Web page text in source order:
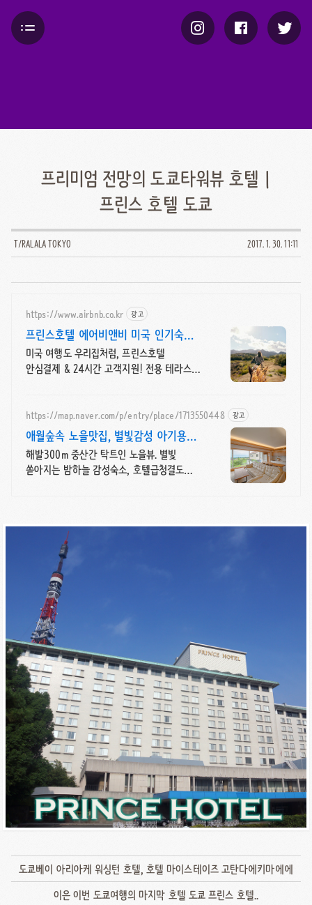
프리미엄 전망의 도쿄타워뷰 호텔 |
프린스 호텔 도쿄
T/RALALA TOKYO 2017. 1. 30. 11:11
https://www.airbnb.co.kr 광고
프린스호텔 에어비앤비 미국 인기숙소
둘러보기
미국 여행도 우리집처럼, 프린스호텔
안심결제 & 24시간 고객지원! 전용 테라스와
https://map.naver.com/p/entry/place/1713550448 광고
애월숲속 노을맛집, 별빛감성 아기용품
완벽구비, 대가족
해발300m 중산간 탁트인 노을뷰. 별빛
쏟아지는 밤하늘 감성숙소, 호텔급청결도
도쿄베이 아리아케 워싱턴 호텔, 호텔 마이스테이즈 고탄다에키마에에
이은 이번 도쿄여행의 마지막 호텔 도쿄 프린스 호텔..